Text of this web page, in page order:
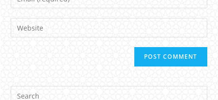
Website